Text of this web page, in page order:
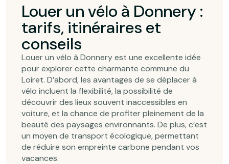
Louer un vélo à Donnery :
tarifs, itinéraires et
conseils
Louer un vélo à Donnery est une excellente idée
pour explorer cette charmante commune du
Loiret. D’abord, les avantages de se déplacer à
vélo incluent la flexibilité, la possibilité de
découvrir des lieux souvent inaccessibles en
voiture, et la chance de profiter pleinement de la
beauté des paysages environnants. De plus, c’est
un moyen de transport écologique, permettant
de réduire son empreinte carbone pendant vos
vacances.